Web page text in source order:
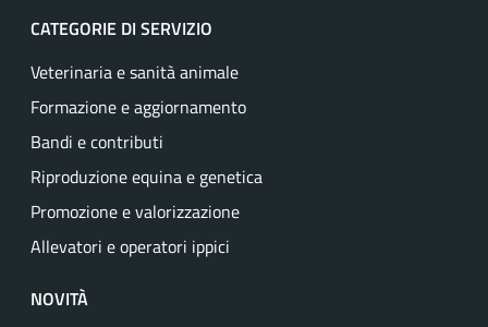
CATEGORIE DI SERVIZIO
Veterinaria e sanità animale
Formazione e aggiornamento
Bandi e contributi
Riproduzione equina e genetica
Promozione e valorizzazione
Allevatori e operatori ippici
NOVITÀ